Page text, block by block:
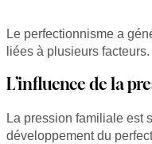
Le perfectionnisme a
liées à plusieurs facteurs.
L’influence de la
La pression familiale est
développement du